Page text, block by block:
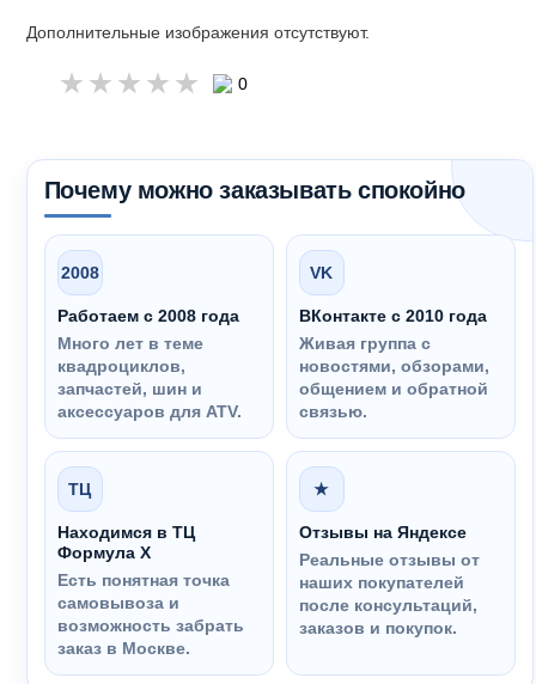
Дополнительные изображения отсутствуют.
0
Почему можно заказывать спокойно
2008
Работаем с 2008 года
Много лет в теме
квадроциклов,
запчастей, шин и
аксессуаров для ATV.
VK
ВКонтакте с 2010 года
Живая группа с
новостями, обзорами,
общением и обратной
связью.
ТЦ
Находимся в ТЦ
Формула Х
Есть понятная точка
самовывоза и
возможность забрать
заказ в Москве.
★
Отзывы на Яндексе
Реальные отзывы от
наших покупателей
после консультаций,
заказов и покупок.